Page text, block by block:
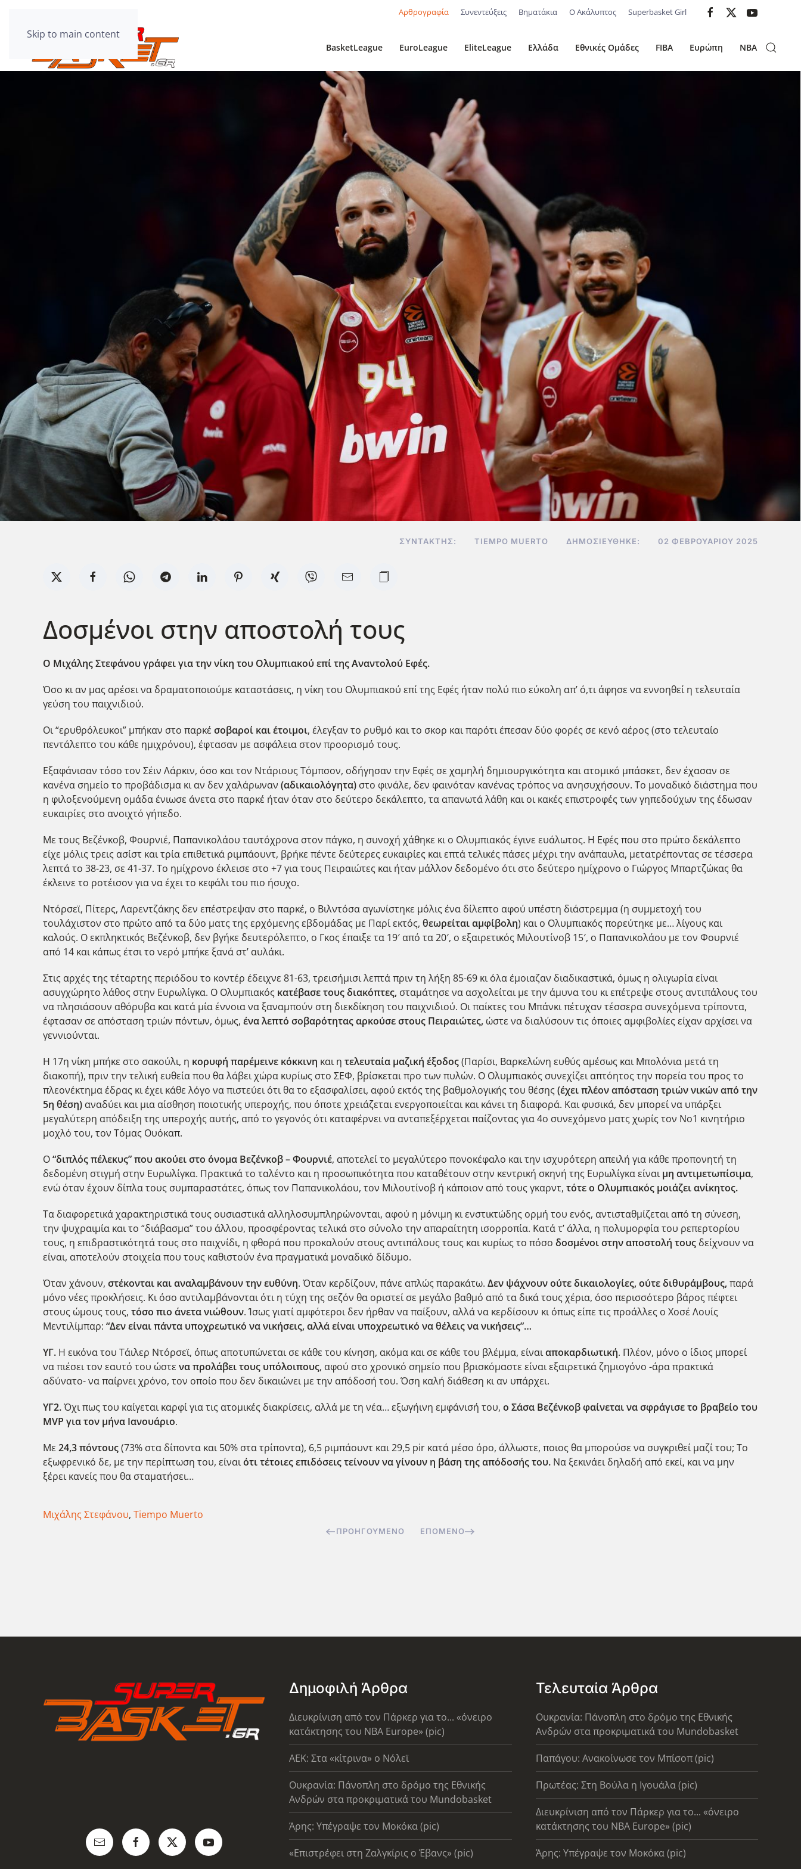
Skip to main content
Αρθρογραφία Συνεντεύξεις Βηματάκια Ο Ακάλυπτος Superbasket Girl
BasketLeague EuroLeague EliteLeague Ελλάδα Εθνικές Ομάδες FIBA Ευρώπη NBA
ΣΥΝΤΆΚΤΗΣ: TIEMPO MUERTO ΔΗΜΟΣΙΕΎΘΗΚΕ: 02 ΦΕΒΡΟΥΑΡΊΟΥ 2025
Δοσμένοι στην αποστολή τους
Ο Μιχάλης Στεφάνου γράφει για την νίκη του Ολυμπιακού επί της Αναντολού Εφές.
Όσο κι αν μας αρέσει να δραματοποιούμε καταστάσεις, η νίκη του Ολυμπιακού επί της Εφές ήταν πολύ πιο εύκολη απ’ ό,τι άφησε να εννοηθεί η τελευταία
γεύση του παιχνιδιού.
Οι “ερυθρόλευκοι” μπήκαν στο παρκέ σοβαροί και έτοιμοι, έλεγξαν το ρυθμό και το σκορ και παρότι έπεσαν δύο φορές σε κενό αέρος (στο τελευταίο
πεντάλεπτο του κάθε ημιχρόνου), έφτασαν με ασφάλεια στον προορισμό τους.
Εξαφάνισαν τόσο τον Σέιν Λάρκιν, όσο και τον Ντάριους Τόμπσον, οδήγησαν την Εφές σε χαμηλή δημιουργικότητα και ατομικό μπάσκετ, δεν έχασαν σε
κανένα σημείο το προβάδισμα κι αν δεν χαλάρωναν (αδικαιολόγητα) στο φινάλε, δεν φαινόταν κανένας τρόπος να ανησυχήσουν. Το μοναδικό διάστημα που
η φιλοξενούμενη ομάδα ένιωσε άνετα στο παρκέ ήταν όταν στο δεύτερο δεκάλεπτο, τα απανωτά λάθη και οι κακές επιστροφές των γηπεδούχων της έδωσαν
ευκαιρίες στο ανοιχτό γήπεδο.
Με τους Βεζένκοβ, Φουρνιέ, Παπανικολάου ταυτόχρονα στον πάγκο, η συνοχή χάθηκε κι ο Ολυμπιακός έγινε ευάλωτος. Η Εφές που στο πρώτο δεκάλεπτο
είχε μόλις τρεις ασίστ και τρία επιθετικά ριμπάουντ, βρήκε πέντε δεύτερες ευκαιρίες και επτά τελικές πάσες μέχρι την ανάπαυλα, μετατρέποντας σε τέσσερα
λεπτά το 38-23, σε 41-37. Το ημίχρονο έκλεισε στο +7 για τους Πειραιώτες και ήταν μάλλον δεδομένο ότι στο δεύτερο ημίχρονο ο Γιώργος Μπαρτζώκας θα
έκλεινε το ροτέισον για να έχει το κεφάλι του πιο ήσυχο.
Ντόρσεϊ, Πίτερς, Λαρεντζάκης δεν επέστρεψαν στο παρκέ, ο Βιλντόσα αγωνίστηκε μόλις ένα δίλεπτο αφού υπέστη διάστρεμμα (η συμμετοχή του
τουλάχιστον στο πρώτο από τα δύο ματς της ερχόμενης εβδομάδας με Παρί εκτός, θεωρείται αμφίβολη) και ο Ολυμπιακός πορεύτηκε με… λίγους και
καλούς. Ο εκπληκτικός Βεζένκοβ, δεν βγήκε δευτερόλεπτο, ο Γκος έπαιξε τα 19′ από τα 20′, ο εξαιρετικός Μιλουτίνοβ 15′, ο Παπανικολάου με τον Φουρνιέ
από 14 και κάπως έτσι το νερό μπήκε ξανά στ’ αυλάκι.
Στις αρχές της τέταρτης περιόδου το κοντέρ έδειχνε 81-63, τρεισήμισι λεπτά πριν τη λήξη 85-69 κι όλα έμοιαζαν διαδικαστικά, όμως η ολιγωρία είναι
ασυγχώρητο λάθος στην Ευρωλίγκα. Ο Ολυμπιακός κατέβασε τους διακόπτες, σταμάτησε να ασχολείται με την άμυνα του κι επέτρεψε στους αντιπάλους του
να πλησιάσουν αθόρυβα και κατά μία έννοια να ξαναμπούν στη διεκδίκηση του παιχνιδιού. Οι παίκτες του Μπάνκι πέτυχαν τέσσερα συνεχόμενα τρίποντα,
έφτασαν σε απόσταση τριών πόντων, όμως, ένα λεπτό σοβαρότητας αρκούσε στους Πειραιώτες, ώστε να διαλύσουν τις όποιες αμφιβολίες είχαν αρχίσει να
γεννιούνται.
Η 17η νίκη μπήκε στο σακούλι, η κορυφή παρέμεινε κόκκινη και η τελευταία μαζική έξοδος(Παρίσι, Βαρκελώνη ευθύς αμέσως και Μπολόνια μετά τη
διακοπή), πριν την τελική ευθεία που θα λάβει χώρα κυρίως στο ΣΕΦ, βρίσκεται προ των πυλών. Ο Ολυμπιακός συνεχίζει απτόητος την πορεία του προς το
πλεονέκτημα έδρας κι έχει κάθε λόγο να πιστεύει ότι θα το εξασφαλίσει, αφού εκτός της βαθμολογικής του θέσης(έχει πλέον απόσταση τριών νικών από την
5η θέση) αναδύει και μια αίσθηση ποιοτικής υπεροχής, που όποτε χρειάζεται ενεργοποιείται και κάνει τη διαφορά. Και φυσικά, δεν μπορεί να υπάρξει
μεγαλύτερη απόδειξη της υπεροχής αυτής, από το γεγονός ότι καταφέρνει να ανταπεξέρχεται παίζοντας για 4ο συνεχόμενο ματς χωρίς τον Νο1 κινητήριο
μοχλό του, τον Τόμας Ουόκαπ.
Ο“διπλός πέλεκυς” που ακούει στο όνομα Βεζένκοβ – Φουρνιέ, αποτελεί το μεγαλύτερο πονοκέφαλο και την ισχυρότερη απειλή για κάθε προπονητή τη
δεδομένη στιγμή στην Ευρωλίγκα. Πρακτικά το ταλέντο και η προσωπικότητα που καταθέτουν στην κεντρική σκηνή της Ευρωλίγκα είναιμη αντιμετωπίσιμα,
ενώ όταν έχουν δίπλα τους συμπαραστάτες, όπως τον Παπανικολάου, τον Μιλουτίνοβ ή κάποιον από τους γκαρντ, τότε ο Ολυμπιακός μοιάζει ανίκητος.
Τα διαφορετικά χαρακτηριστικά τους ουσιαστικά αλληλοσυμπληρώνονται, αφού η μόνιμη κι ενστικτώδης ορμή του ενός, αντισταθμίζεται από τη σύνεση,
την ψυχραιμία και το “διάβασμα” του άλλου, προσφέροντας τελικά στο σύνολο την απαραίτητη ισορροπία. Κατά τ’ άλλα, η πολυμορφία του ρεπερτορίου
τους, η επιδραστικότητά τους στο παιχνίδι, η φθορά που προκαλούν στους αντιπάλους τους και κυρίως το πόσο δοσμένοι στην αποστολή τους δείχνουν να
είναι, αποτελούν στοιχεία που τους καθιστούν ένα πραγματικά μοναδικό δίδυμο.
Όταν χάνουν, στέκονται και αναλαμβάνουν την ευθύνη. Όταν κερδίζουν, πάνε απλώς παρακάτω. Δεν ψάχνουν ούτε δικαιολογίες, ούτε διθυράμβους,παρά
μόνο νέες προκλήσεις. Κι όσο αντιλαμβάνονται ότι η τύχη της σεζόν θα οριστεί σε μεγάλο βαθμό από τα δικά τους χέρια, όσο περισσότερο βάρος πέφτει
στους ώμους τους, τόσο πιο άνετα νιώθουν. Ίσως γιατί αμφότεροι δεν ήρθαν να παίξουν, αλλά να κερδίσουν κι όπως είπε τις προάλλες ο Χοσέ Λουίς
Μεντιλίμπαρ: “Δεν είναι πάντα υποχρεωτικό να νικήσεις, αλλά είναι υποχρεωτικό να θέλεις να νικήσεις”…
ΥΓ. Η εικόνα του Τάιλερ Ντόρσεϊ, όπως αποτυπώνεται σε κάθε του κίνηση, ακόμα και σε κάθε του βλέμμα, είναιαποκαρδιωτική. Πλέον, μόνο ο ίδιος μπορεί
να πιέσει τον εαυτό του ώστε να προλάβει τους υπόλοιπους, αφού στο χρονικό σημείο που βρισκόμαστε είναι εξαιρετικά ζημιογόνο -άρα πρακτικά
αδύνατο- να παίρνει χρόνο, τον οποίο που δεν δικαιώνει με την απόδοσή του. Όση καλή διάθεση κι αν υπάρχει.
ΥΓ2.Όχι πως του καίγεται καρφί για τις ατομικές διακρίσεις, αλλά με τη νέα… εξωγήινη εμφάνισή του, ο Σάσα Βεζένκοβ φαίνεται να σφράγισε το βραβείο του
MVP για τον μήνα Ιανουάριο.
Με 24,3 πόντους(73% στα δίποντα και 50% στα τρίποντα), 6,5 ριμπάουντ και 29,5 pir κατά μέσο όρο, άλλωστε, ποιος θα μπορούσε να συγκριθεί μαζί του; Το
εξωφρενικό δε, με την περίπτωση του, είναιότι τέτοιες επιδόσεις τείνουν να γίνουν η βάση της απόδοσής του. Να ξεκινάει δηλαδή από εκεί, και να μην
ξέρει κανείς που θα σταματήσει…
Μιχάλης Στεφάνου, Tiempo Muerto
ΠΡΟΗΓΟΎΜΕΝΟ ΕΠΌΜΕΝΟ
Δημοφιλή Άρθρα
Διευκρίνιση από τον Πάρκερ για το... «όνειρο
κατάκτησης του ΝΒΑ Europe» (pic)
AEK: Στα «κίτρινα» ο Νόλεϊ
Ουκρανία: Πάνοπλη στο δρόμο της Εθνικής
Ανδρών στα προκριματικά του Mundobasket
Άρης: Υπέγραψε τον Μοκόκα (pic)
«Επιστρέφει στη Ζαλγκίρις ο Έβανς» (pic)
Τελευταία Άρθρα
Ουκρανία: Πάνοπλη στο δρόμο της Εθνικής
Ανδρών στα προκριματικά του Mundobasket
Παπάγου: Ανακοίνωσε τον Μπίσοπ (pic)
Πρωτέας: Στη Βούλα η Ιγουάλα (pic)
Διευκρίνιση από τον Πάρκερ για το... «όνειρο
κατάκτησης του ΝΒΑ Europe» (pic)
Άρης: Υπέγραψε τον Μοκόκα (pic)